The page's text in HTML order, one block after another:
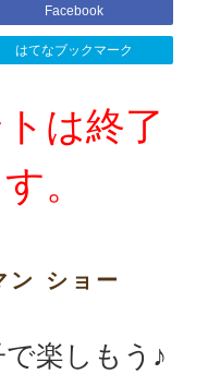
Facebook
はてなブックマーク
は終了
。
ン ショー
楽しもう♪